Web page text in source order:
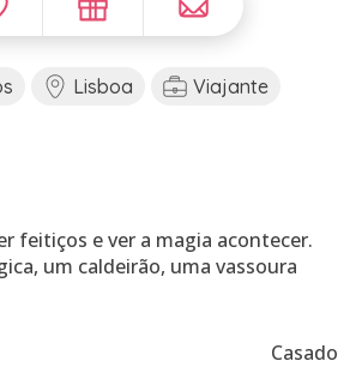
Lisboa Viajante
feitiços e ver a magia acontecer.
um caldeirão, uma vassoura
Casado